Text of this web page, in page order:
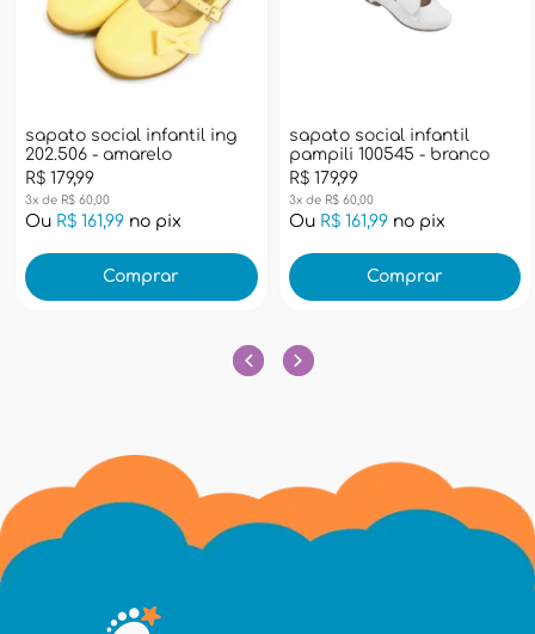
sapato social infantil ing
202.506 - amarelo
R$ 179,99
3x de R$ 60,00
Ou R$ 161,99 no pix
Comprar
sapato social infantil
pampili 100545 - branco
R$ 179,99
3x de R$ 60,00
Ou R$ 161,99no pix
Comprar